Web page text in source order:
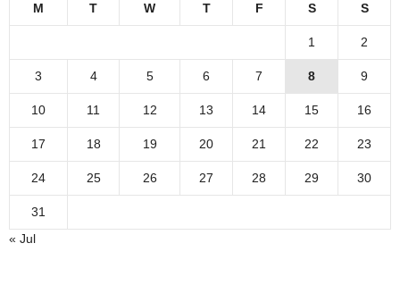
M T W T F S S
1 2
3 4 5 6 7 8 9
10 11 12 13 14 15 16
17 18 19 20 21 22 23
24 25 26 27 28 29 30
31
« Jul